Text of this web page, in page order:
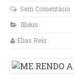
Sem Comentário
Ilhéus
Elias Reis